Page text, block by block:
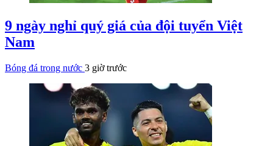
9 ngày nghỉ quý giá của đội tuyển Việt
Nam
Bóng đá trong nước 3 giờ trước